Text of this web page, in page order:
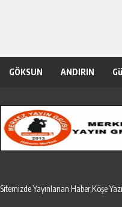
GÖKSUN ANDIRIN
Sitemizde Yayınlanan Haber,Köşe